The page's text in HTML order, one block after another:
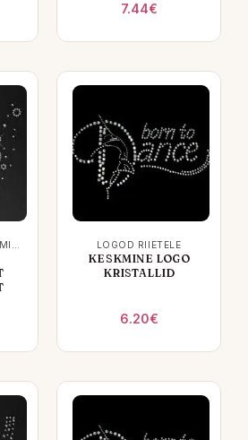
7.44€
EMBLEEMID KOSTÜÜMIDELE LOGOD RIIETELE
KESKMINE LOGO
KRISTALLID
6.20€